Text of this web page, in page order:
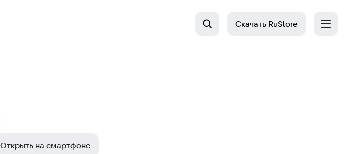
Скачать RuStore
Открыть на смартфоне